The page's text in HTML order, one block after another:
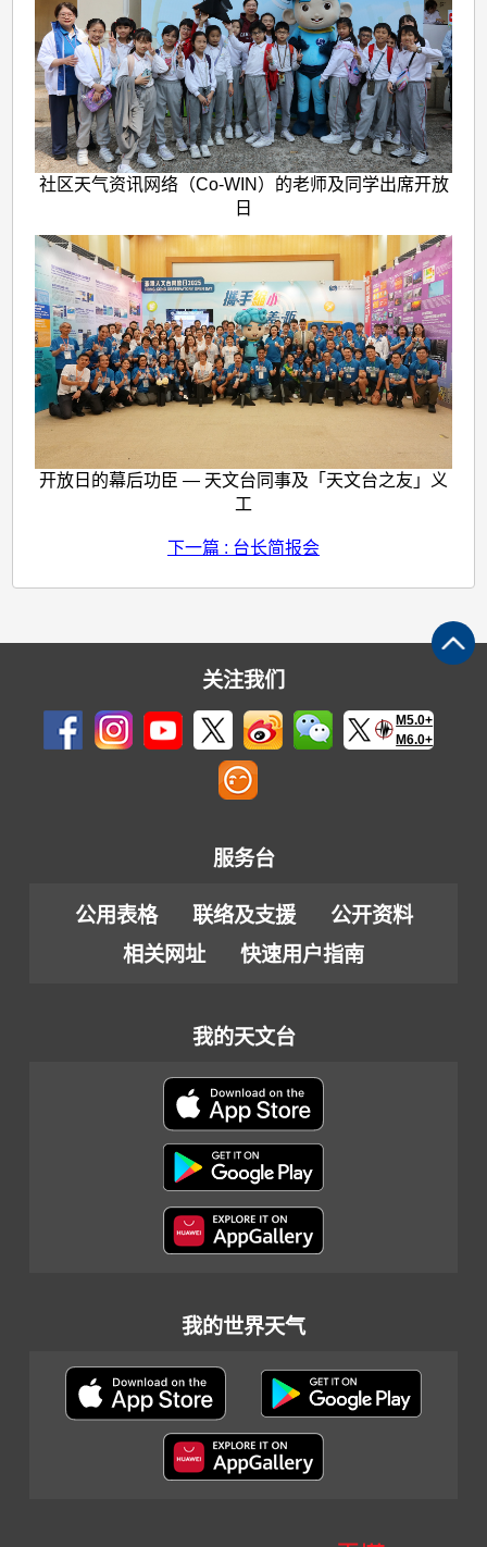
社区天气资讯网络（Co-WIN）的老师及同学出席开放
日
开放日的幕后功臣 — 天文台同事及「天文台之友」义
工
下一篇 : 台长简报会
关注我们
M5.0+
M6.0+
服务台
公用表格 联络及支援
公开资料
相关网址
快速用户指南
我的天文台
我的世界天气